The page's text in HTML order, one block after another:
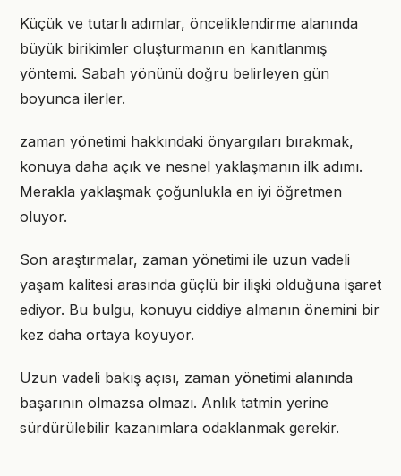
Küçük ve tutarlı adımlar, önceliklendirme alanında
büyük birikimler oluşturmanın en kanıtlanmış
yöntemi. Sabah yönünü doğru belirleyen gün
boyunca ilerler.
zaman yönetimi hakkındaki önyargıları bırakmak,
konuya daha açık ve nesnel yaklaşmanın ilk adımı.
Merakla yaklaşmak çoğunlukla en iyi öğretmen
oluyor.
Son araştırmalar, zaman yönetimi ile uzun vadeli
yaşam kalitesi arasında güçlü bir ilişki olduğuna işaret
ediyor. Bu bulgu, konuyu ciddiye almanın önemini bir
kez daha ortaya koyuyor.
Uzun vadeli bakış açısı, zaman yönetimi alanında
başarının olmazsa olmazı. Anlık tatmin yerine
sürdürülebilir kazanımlara odaklanmak gerekir.